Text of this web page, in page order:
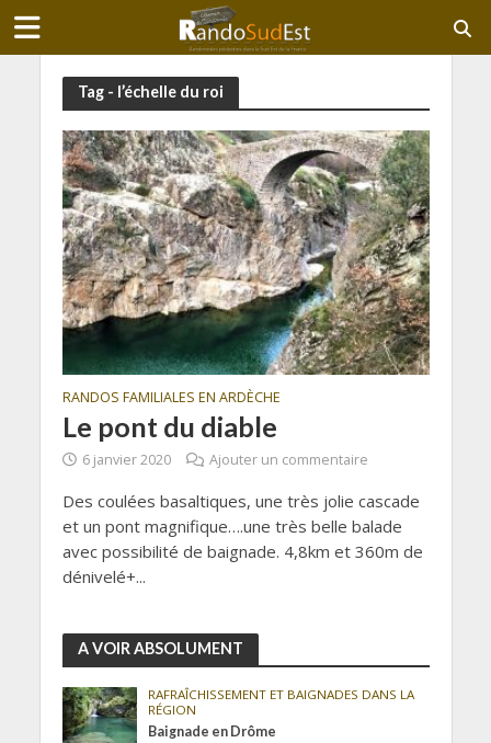
Tag - l’échelle du roi
RANDOS FAMILIALES EN ARDÈCHE
Le pont du diable
6 janvier 2020 Ajouter un commentaire
Des coulées basaltiques, une très jolie cascade
et un pont magnifique….une très belle balade
avec possibilité de baignade. 4,8km et 360m de
dénivelé+...
A VOIR ABSOLUMENT
RAFRAÎCHISSEMENT ET BAIGNADES DANS LA
RÉGION
Baignade en Drôme